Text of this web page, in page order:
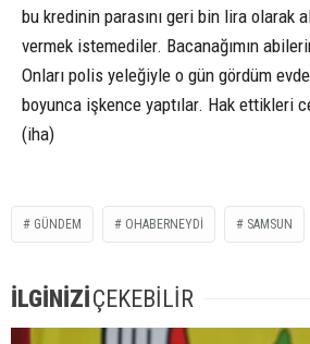
bu kredinin parasını geri bin lira olarak
vermek istemediler. Bacanağımın
Onları polis yeleğiyle o gün gördüm
boyunca işkence yaptılar. Hak ettikleri
(iha)
GÜNDEM OHABERNEYDİ SAMSUN
İLGİNİZİÇEKEBİLİR